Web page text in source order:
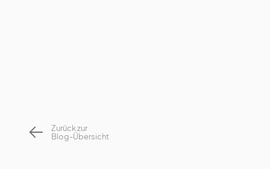
Zurück zur
Blog-Übersicht